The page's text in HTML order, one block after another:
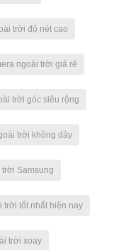
trời độ nét cao
ngoài trời giá rẻ
trời góc siêu rộng
trời không dây
Samsung
trời tốt nhất hiện nay
trời xoay